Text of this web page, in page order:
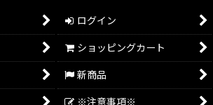
ログイン
ショッピングカート
新商品
※注意事項※